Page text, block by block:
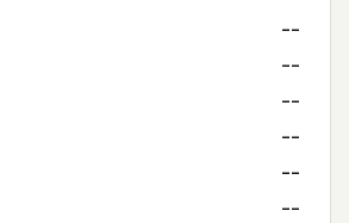
--
--
--
--
--
--